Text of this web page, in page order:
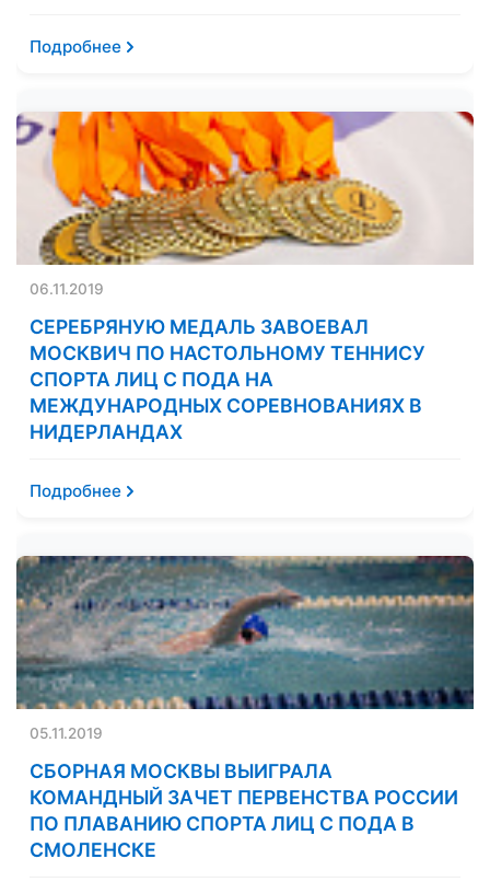
Подробнее
06.11.2019
СЕРЕБРЯНУЮ МЕДАЛЬ ЗАВОЕВАЛ
МОСКВИЧ ПО НАСТОЛЬНОМУ ТЕННИСУ
СПОРТА ЛИЦ С ПОДА НА
МЕЖДУНАРОДНЫХ СОРЕВНОВАНИЯХ В
НИДЕРЛАНДАХ
Подробнее
05.11.2019
СБОРНАЯ МОСКВЫ ВЫИГРАЛА
КОМАНДНЫЙ ЗАЧЕТ ПЕРВЕНСТВА РОССИИ
ПО ПЛАВАНИЮ СПОРТА ЛИЦ С ПОДА В
СМОЛЕНСКЕ